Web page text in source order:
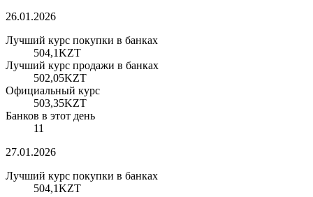
26.01.2026
Лучший курс покупки в банках
504,1KZT
Лучший курс продажи в банках
502,05KZT
Официальный курс
503,35KZT
Банков в этот день
11
27.01.2026
Лучший курс покупки в банках
504,1KZT